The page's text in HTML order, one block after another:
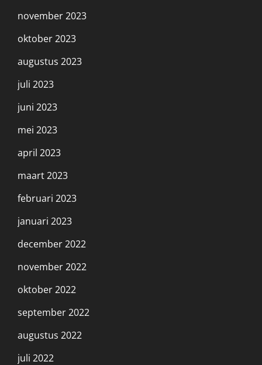
november 2023
oktober 2023
augustus 2023
juli 2023
juni 2023
mei 2023
april 2023
maart 2023
februari 2023
januari 2023
december 2022
november 2022
oktober 2022
september 2022
augustus 2022
juli 2022